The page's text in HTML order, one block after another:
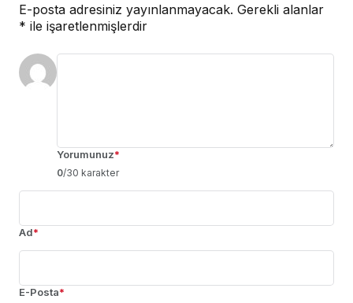
E-posta adresiniz yayınlanmayacak. Gerekli alanlar
* ile işaretlenmişlerdir
Yorumunuz*
0/30 karakter
Ad*
E-Posta*